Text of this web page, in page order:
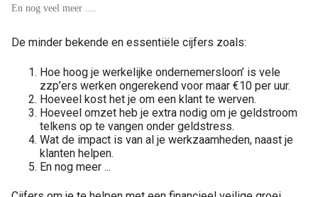
En nog veel meer ....
De minder bekende en essentiële cijfers zoals:
Hoe hoog je werkelijke ondernemersloon’ is vele
zzp’ers werken ongerekend voor maar €10 per uur.
Hoeveel kost het je om een klant te werven.
Hoeveel omzet heb je extra nodig om je geldstroom
telkens op te vangen onder geldstress.
Wat de impact is van al je werkzaamheden, naast je
klanten helpen.
En nog meer ...